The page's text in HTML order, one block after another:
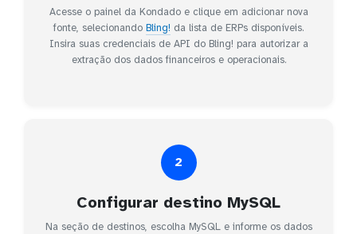
Acesse o painel da Kondado e clique em adicionar nova
fonte, selecionando Bling! da lista de ERPs disponíveis.
Insira suas credenciais de API do Bling! para autorizar a
extração dos dados financeiros e operacionais.
2
Configurar destino MySQL
Na seção de destinos, escolha MySQL e informe os dados